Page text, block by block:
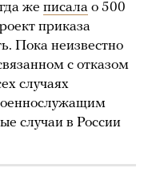
же писала о 500
приказа
Пока неизвестно
с отказом
случаях
случаи в России